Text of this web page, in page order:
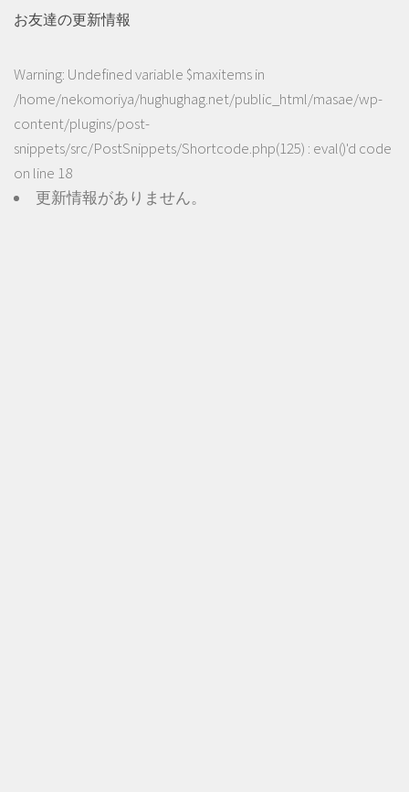
お友達の更新情報
Warning: Undefined variable $maxitems in
/home/nekomoriya/hughughag.net/public_html/masae/wp-
content/plugins/post-
snippets/src/PostSnippets/Shortcode.php(125) : eval()'d code
on line 18
更新情報がありません。